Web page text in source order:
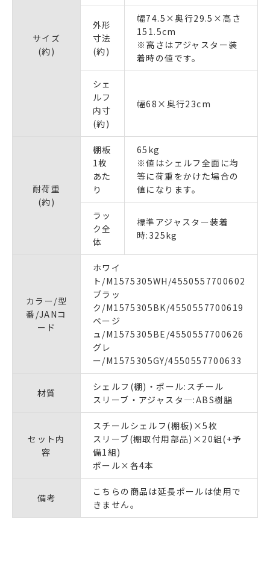
サイズ
(約)
外形
寸法
(約)
幅74.5×奥行29.5×高さ
151.5cm
※高さはアジャスター装
着時の値です。
シェ
ルフ
内寸
(約)
幅68×奥行23cm
耐荷重
(約)
棚板
1枚
あた
り
65kg
※値はシェルフ全面に均
等に荷重をかけた場合の
値になります。
ラッ
ク全
体
標準アジャスター装着
時:325kg
カラー/型
番/JANコ
ード
ホワイ
ト/M1575305WH/4550557700602
ブラッ
ク/M1575305BK/4550557700619
ベージ
ュ/M1575305BE/4550557700626
グレ
ー/M1575305GY/4550557700633
材質
シェルフ(棚)・ポール:スチール
スリーブ・アジャスタ―:ABS樹脂
セット内
容
スチールシェルフ(棚板)×5枚
スリーブ(棚取付用部品)×20組(+予
備1組)
ポール×各4本
備考
こちらの商品は延長ポールは使用で
きません。